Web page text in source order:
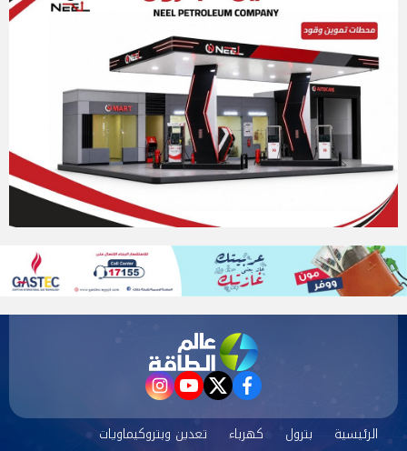
facebook
twitter
youtube
instagram
الرئيسية بترول كهرباء تعدين وبتروكيماويات